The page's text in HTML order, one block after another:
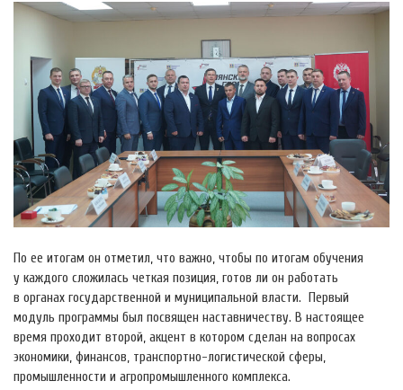
По ее итогам он отметил, что важно, чтобы по итогам обучения
у каждого сложилась четкая позиция, готов ли он работать
в органах государственной и муниципальной власти. Первый
модуль программы был посвящен наставничеству. В настоящее
время проходит второй, акцент в котором сделан на вопросах
экономики, финансов, транспортно-логистической сферы,
промышленности и агропромышленного комплекса.